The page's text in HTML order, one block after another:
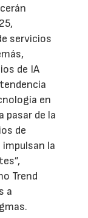
servicios
de IA
en
pasar de la
de
impulsan la
Trend
a